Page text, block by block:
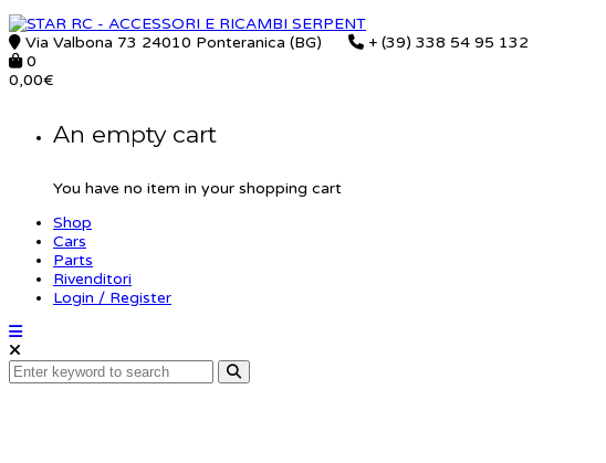
Via Valbona 73 24010 Ponteranica (BG)
+ (39) 338 54 95 132
0
0,00€
An empty cart
You have no item in your shopping cart
Shop
Cars
Parts
Rivenditori
Login / Register